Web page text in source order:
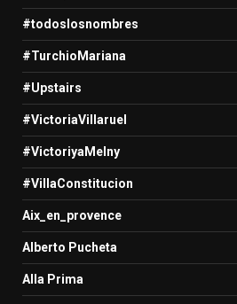
#todoslosnombres
#TurchioMariana
#Upstairs
#VictoriaVillaruel
#VictoriyaMelny
#VillaConstitucion
Aix_en_provence
Alberto Pucheta
Alla Prima